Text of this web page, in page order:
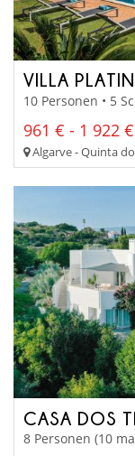
VILLA
10 Personen • 5
961 € - 1 922 €
Algarve - Quinta
CASA DOS
8 Personen (10